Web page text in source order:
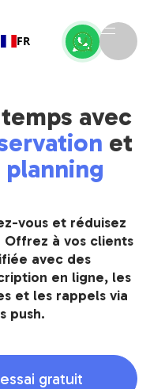
FR
avec
et
vous et réduisez
à vos clients
avec des
en ligne, les
et les rappels via
push.
gratuit